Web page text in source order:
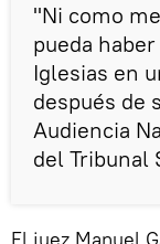
"Ni como
pueda
Iglesias en
después de
Audiencia
del Tribunal